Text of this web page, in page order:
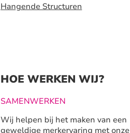
Hangende Structuren
HOE WERKEN WIJ?
SAMENWERKEN
Wij helpen bij het maken van een
geweldige merkervaring met onze